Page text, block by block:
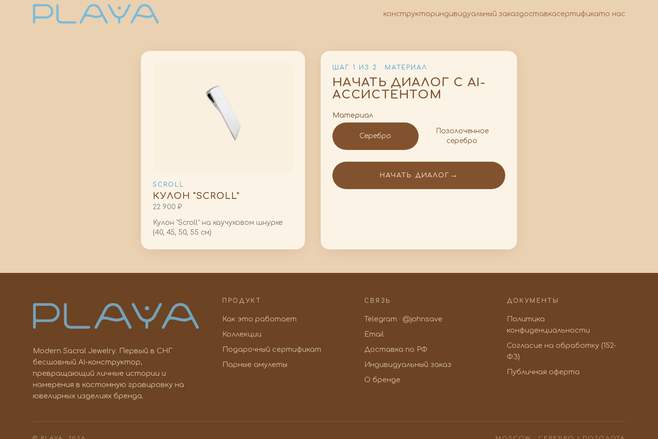
конструкториндивидуальный заказдоставкасертификато нас
SCROLL
КУЛОН "SCROLL"
22 900 ₽
Кулон "Scroll" на каучуковом шнурке
(40, 45, 50, 55 см)
ШАГ 1 ИЗ 2 · МАТЕРИАЛ
НАЧАТЬ ДИАЛОГ С AI-
АССИСТЕНТОМ
Материал
Серебро
Позолоченное
серебро
НАЧАТЬ ДИАЛОГ →
Modern Sacral Jewelry. Первый в СНГ
бесшовный AI-конструктор,
превращающий личные истории и
намерения в кастомную гравировку на
ювелирных изделиях бренда.
ПРОДУКТ
Как это работает
Коллекции
Подарочный сертификат
Парные амулеты
СВЯЗЬ
Telegram · @johnsave
Email
Доставка по РФ
Индивидуальный заказ
О бренде
ДОКУМЕНТЫ
Политика
конфиденциальности
Согласие на обработку (152-
ФЗ)
Публичная оферта